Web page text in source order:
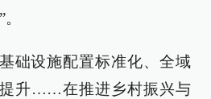
础设施配置标准化、全域
升……在推进乡村振兴与